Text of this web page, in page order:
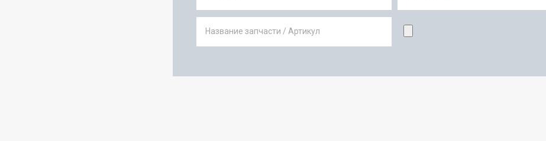
Название запчасти / Артикул